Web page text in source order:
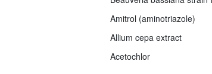
Amitrol (aminotriazole)
Allium cepa extract
Acetochlor